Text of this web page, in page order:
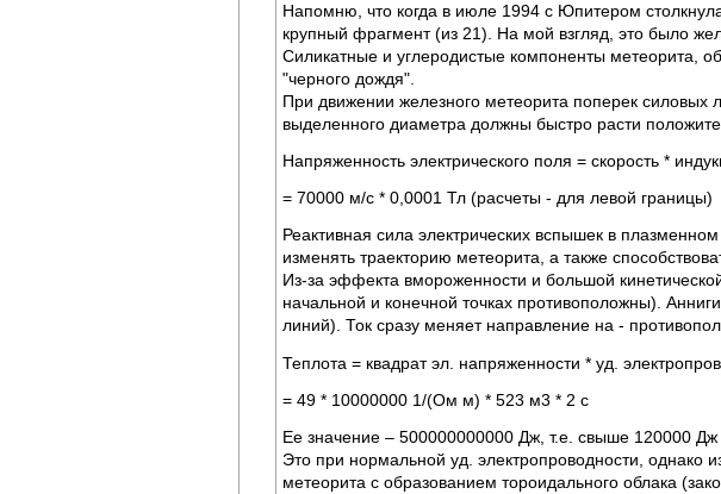
Напомню, что когда в июле 1994 с Юпитером
крупный фрагмент (из 21). На мой взгляд, это было
Силикатные и углеродистые компоненты метеорита,
"черного дождя".
При движении железного метеорита поперек силовых
выделенного диаметра должны быстро расти
Напряженность электрического поля = скорость *
= 70000 м/с * 0,0001 Тл (расчеты - для левой границы)
Реактивная сила электрических вспышек в
изменять траекторию метеорита, а также
Из-за эффекта вмороженности и большой
начальной и конечной точках противоположны).
линий). Ток сразу меняет направление на -
Теплота = квадрат эл. напряженности * уд.
= 49 * 10000000 1/(Ом м) * 523 м3 * 2 с
Ее значение – 500000000000 Дж, т.е. свыше 120000
Это при нормальной уд. электропроводности,
метеорита с образованием тороидального облака